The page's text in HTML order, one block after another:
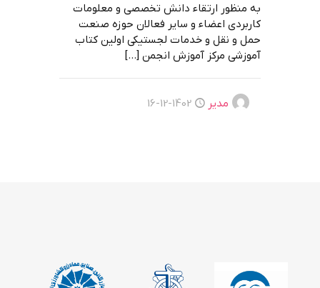
به منظور ارتقاء دانش تخصصی و معلومات
کاربردی اعضاء و سایر فعالان حوزه صنعت
حمل و نقل و خدمات لجستیکی اولین کتاب
آموزشی مرکز آموزش انجمن […]
مدیر 1402-12-16